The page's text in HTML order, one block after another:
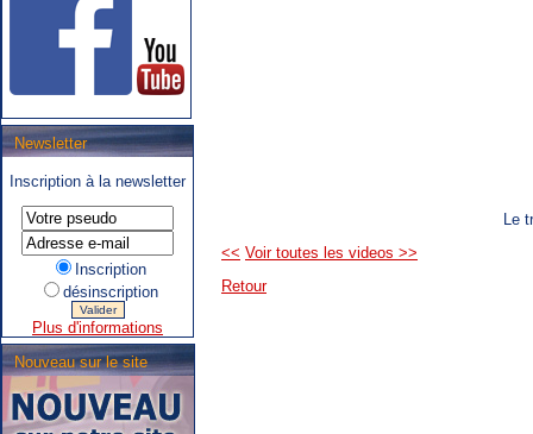
Newsletter
Inscription à la newsletter
Inscription
désinscription
Plus d'informations
Nouveau sur le site
.SNCB - TEC : Système de
correspondance ARIbus.
Le
<< Voir toutes les videos >>
Retour